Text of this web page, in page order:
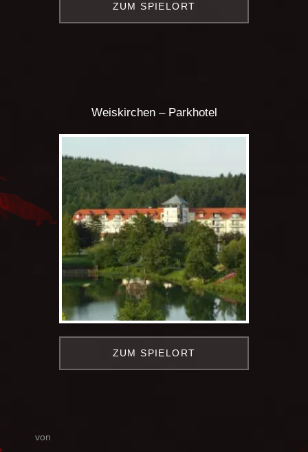
ZUM SPIELORT
Weiskirchen – Parkhotel
ZUM SPIELORT
von